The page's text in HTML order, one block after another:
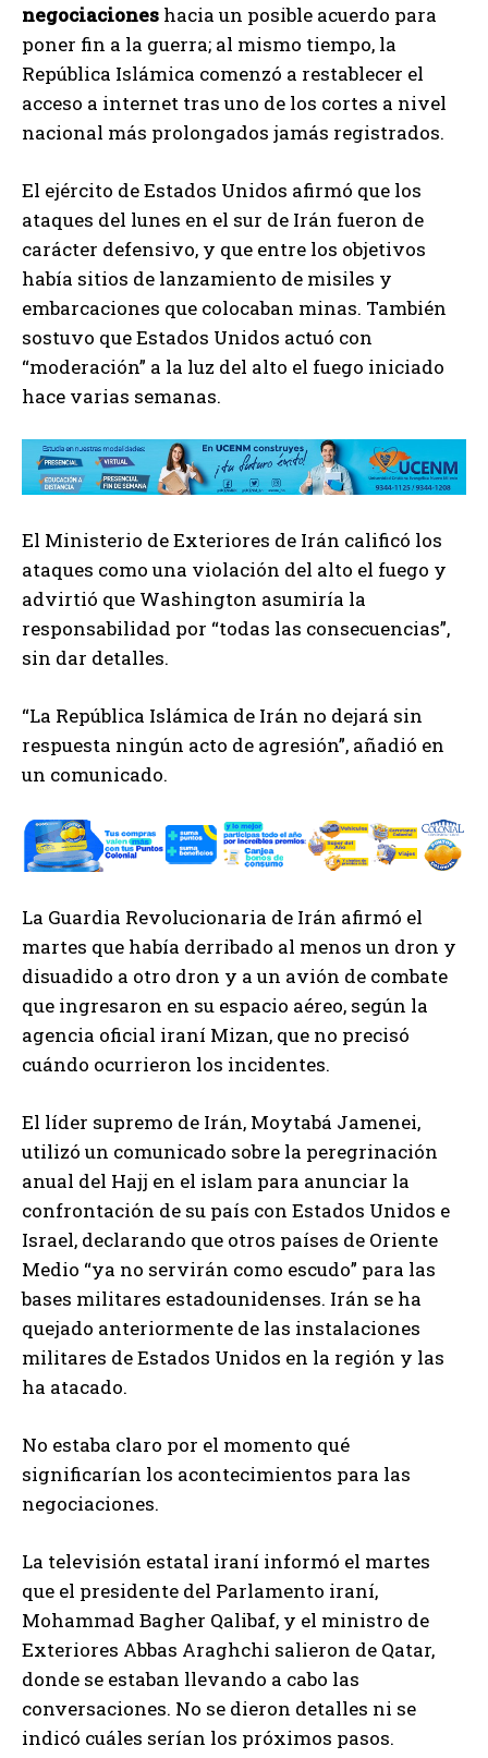
negociaciones hacia un posible acuerdo para
poner fin a la guerra; al mismo tiempo, la
República Islámica comenzó a restablecer el
acceso a internet tras uno de los cortes a nivel
nacional más prolongados jamás registrados.
El ejército de Estados Unidos afirmó que los
ataques del lunes en el sur de Irán fueron de
carácter defensivo, y que entre los objetivos
había sitios de lanzamiento de misiles y
embarcaciones que colocaban minas. También
sostuvo que Estados Unidos actuó con
“moderación” a la luz del alto el fuego iniciado
hace varias semanas.
El Ministerio de Exteriores de Irán calificó los
ataques como una violación del alto el fuego y
advirtió que Washington asumiría la
responsabilidad por “todas las consecuencias”,
sin dar detalles.
“La República Islámica de Irán no dejará sin
respuesta ningún acto de agresión”, añadió en
un comunicado.
La Guardia Revolucionaria de Irán afirmó el
martes que había derribado al menos un dron y
disuadido a otro dron y a un avión de combate
que ingresaron en su espacio aéreo, según la
agencia oficial iraní Mizan, que no precisó
cuándo ocurrieron los incidentes.
El líder supremo de Irán, Moytabá Jamenei,
utilizó un comunicado sobre la peregrinación
anual del Hajj en el islam para anunciar la
confrontación de su país con Estados Unidos e
Israel, declarando que otros países de Oriente
Medio “ya no servirán como escudo” para las
bases militares estadounidenses. Irán se ha
quejado anteriormente de las instalaciones
militares de Estados Unidos en la región y las
ha atacado.
No estaba claro por el momento qué
significarían los acontecimientos para las
negociaciones.
La televisión estatal iraní informó el martes
que el presidente del Parlamento iraní,
Mohammad Bagher Qalibaf, y el ministro de
Exteriores Abbas Araghchi salieron de Qatar,
donde se estaban llevando a cabo las
conversaciones. No se dieron detalles ni se
indicó cuáles serían los próximos pasos.